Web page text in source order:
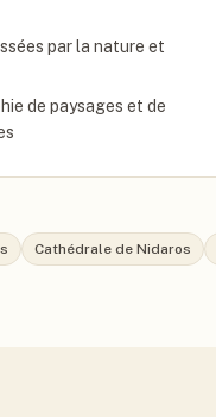
par la nature et
de paysages et de
Cathédrale de Nidaros